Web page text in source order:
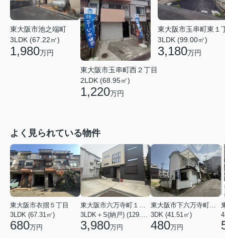
東大阪市池之端町
3LDK (67.22㎡)
1,980万円
東大阪市玉串町西２丁目
2LDK (68.95㎡)
1,220万円
東大阪市玉串町東１
3LDK (99.00㎡)
3,180万円
よく見られている物件
東大阪市衣摺５丁目
3LDK (67.31㎡)
680万円
東大阪市六万寺町１丁目
3LDK＋S(納戸) (129.17㎡)
3,980万円
東大阪市下六万寺町２丁目
3DK (41.51㎡)
480万円